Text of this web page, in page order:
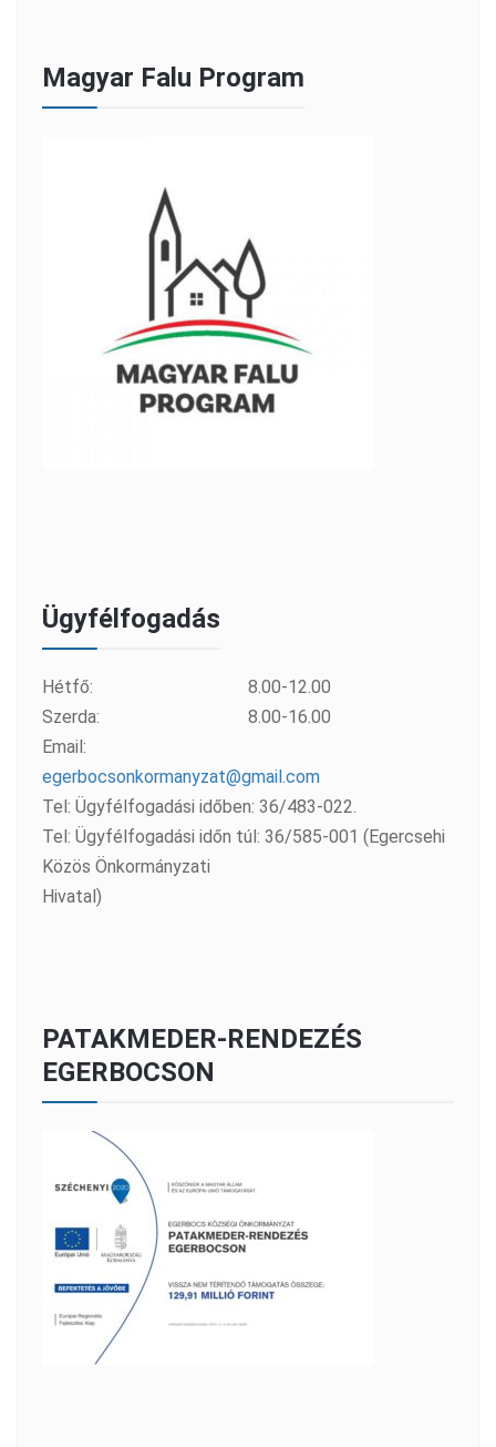
Magyar Falu Program
Ügyfélfogadás
Hétfő:
8.00-12.00
Szerda:
8.00-16.00
Email:
egerbocsonkormanyzat@gmail.com
Tel: Ügyfélfogadási időben: 36/483-022.
Tel: Ügyfélfogadási időn túl: 36/585-001 (Egercsehi
Közös Önkormányzati
Hivatal)
PATAKMEDER-RENDEZÉS
EGERBOCSON